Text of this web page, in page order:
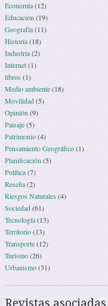
Economía(12)
Educación (19)
Geografía(11)
Historia(18)
Industria(2)
Internet(1)
libros (1)
Medio ambiente(18)
Movilidad(5)
Opinión (9)
Paisaje(5)
Patrimonio(4)
Pensamiento Geográfico(1)
Planificación (5)
Política(7)
Reseña(2)
Riesgos Naturales(4)
Sociedad(61)
Tecnología(13)
Territorio(13)
Transporte(12)
Turismo(26)
Urbanismo(31)